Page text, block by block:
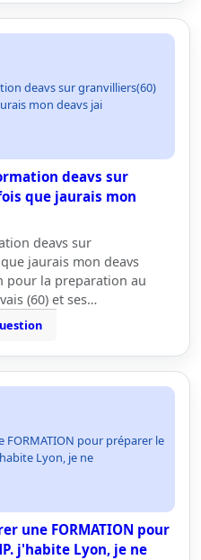
deavs sur granvilliers(60)
mon deavs jai
deavs sur
que jaurais mon
deavs sur
jaurais mon deavs
pour la preparation au
(60) et ses…
pour préparer le
Lyon, je ne
une FORMATION pour
j'habite Lyon, je ne